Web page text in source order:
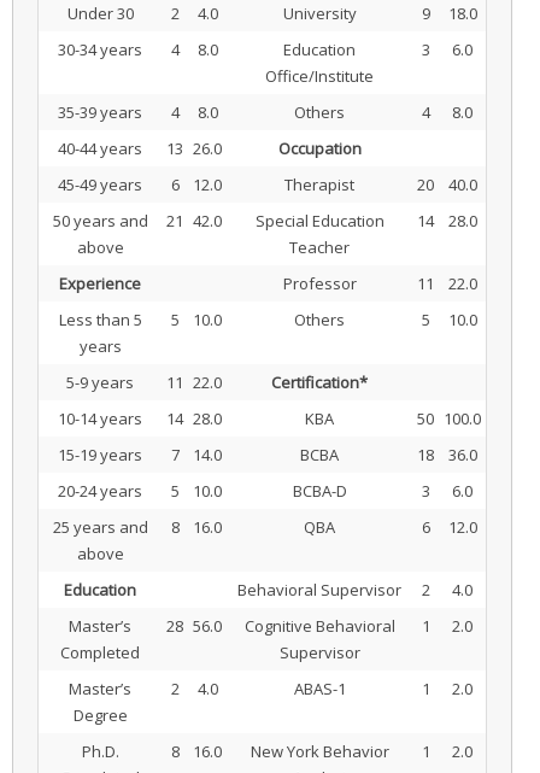
Under 30
2 4.0 University 9
18.0
30-34 years
4 8.0
Education
Office/Institute
3 6.0
35-39 years 4 8.0 Others 4
8.0
40-44 years
13 26.0
Occupation
45-49 years
6 12.0 Therapist 20
40.0
50 years and
above
21 42.0
Special Education
Teacher
14 28.0
Experience Professor 11
22.0
Less than 5
years
5 10.0 Others 5 10.0
5-9 years 11 22.0
Certification*
10-14 years
14 28.0 KBA 50 100.0
15-19 years
7 14.0 BCBA 18
36.0
20-24 years
5 10.0 BCBA-D 3
6.0
25 years and
above
8 16.0 QBA 6 12.0
Education Behavioral Supervisor 2
4.0
Master’s
Completed
28 56.0
Cognitive Behavioral
Supervisor
1 2.0
Master’s
Degree
2 4.0 ABAS-1 1 2.0
Ph.D.
8 16.0
New York Behavior
1 2.0